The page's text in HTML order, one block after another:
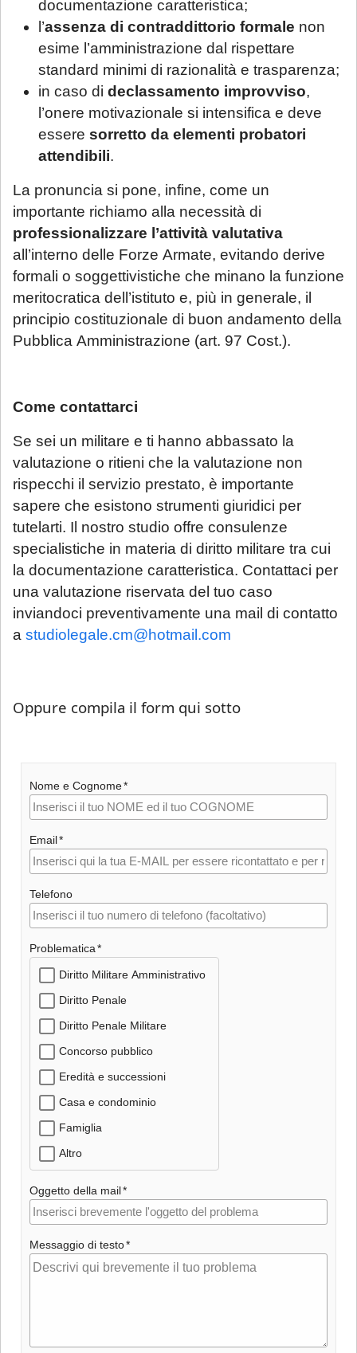
documentazione caratteristica;
l’assenza di contraddittorio formale non
esime l’amministrazione dal rispettare
standard minimi di razionalità e trasparenza;
in caso di declassamento improvviso,
l’onere motivazionale si intensifica e deve
essere sorretto da elementi probatori
attendibili.
La pronuncia si pone, infine, come un
importante richiamo alla necessità di
professionalizzare l’attività valutativa
all’interno delle Forze Armate, evitando derive
formali o soggettivistiche che minano la funzione
meritocratica dell’istituto e, più in generale, il
principio costituzionale di buon andamento della
Pubblica Amministrazione (art. 97 Cost.).
Come contattarci
Se sei un militare e ti hanno abbassato la
valutazione o ritieni che la valutazione non
rispecchi il servizio prestato, è importante
sapere che esistono strumenti giuridici per
tutelarti. Il nostro studio offre consulenze
specialistiche in materia di diritto militare tra cui
la documentazione caratteristica. Contattaci per
una valutazione riservata del tuo caso
inviandoci preventivamente una mail di contatto
a studiolegale.cm@hotmail.com
Oppure compila il form qui sotto
Nome e Cognome
Email
Telefono
Problematica
Diritto Militare Amministrativo
Diritto Penale
Diritto Penale Militare
Concorso pubblico
Eredità e successioni
Casa e condominio
Famiglia
Altro
Oggetto della mail
Messaggio di testo